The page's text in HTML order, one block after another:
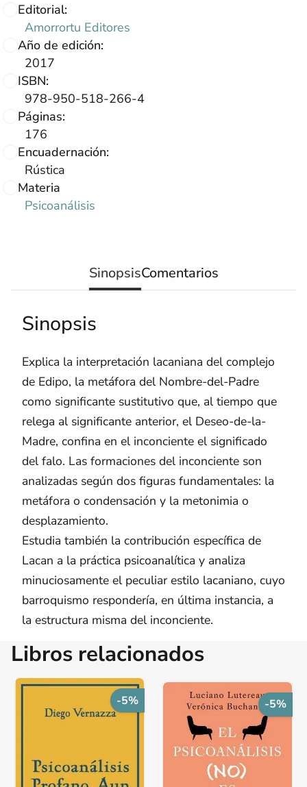
Editorial:
Amorrortu Editores
Año de edición:
2017
ISBN:
978-950-518-266-4
Páginas:
176
Encuadernación:
Rústica
Materia
Psicoanálisis
SinopsisComentarios
Sinopsis
Explica la interpretación lacaniana del complejo
de Edipo, la metáfora del Nombre-del-Padre
como significante sustitutivo que, al tiempo que
relega al significante anterior, el Deseo-de-la-
Madre, confina en el inconciente el significado
del falo. Las formaciones del inconciente son
analizadas según dos figuras fundamentales: la
metáfora o condensación y la metonimia o
desplazamiento.
Estudia también la contribución específica de
Lacan a la práctica psicoanalítica y analiza
minuciosamente el peculiar estilo lacaniano, cuyo
barroquismo respondería, en última instancia, a
la estructura misma del inconciente.
Libros relacionados
-5% -5%